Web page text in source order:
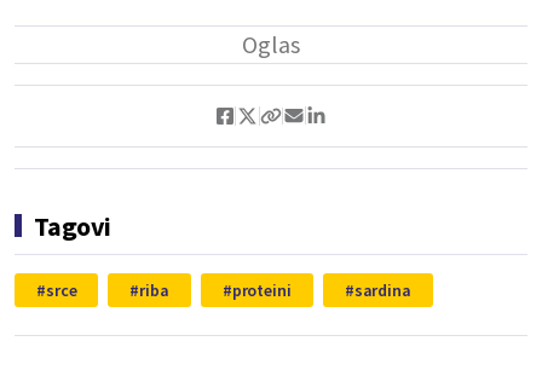
Tagovi
srce riba proteini sardina